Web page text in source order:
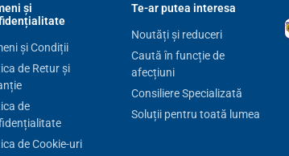
și
și Condiții
de Retur și
de
de Cookie-uri
Te-ar putea interesa
Noutăți și reduceri
Caută în funcție de
afecțiuni
Consiliere Specializată
Soluții pentru toată lumea